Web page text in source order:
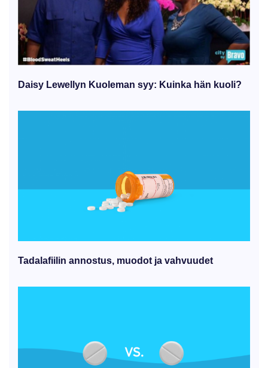
Daisy Lewellyn Kuoleman syy: Kuinka hän kuoli?
Tadalafiilin annostus, muodot ja vahvuudet